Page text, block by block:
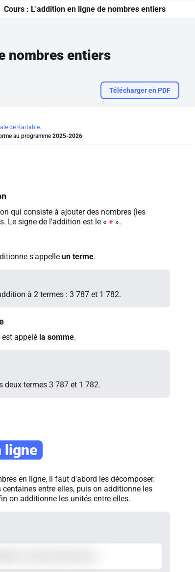
Cours : L'addition en ligne de nombres entiers
nombres entiers
Télécharger en PDF
de Kartable.
au programme 2025-2026
qui consiste à ajouter des nombres (les
Le signe de l'addition est le « + ».
s'appelle un terme.
à 2 termes : 3 787 et 1 782.
appelé la somme.
deux termes 3 787 et 1 782.
ligne
en ligne, il faut d'abord les décomposer.
entre elles, puis on additionne les
on additionne les unités entre elles.